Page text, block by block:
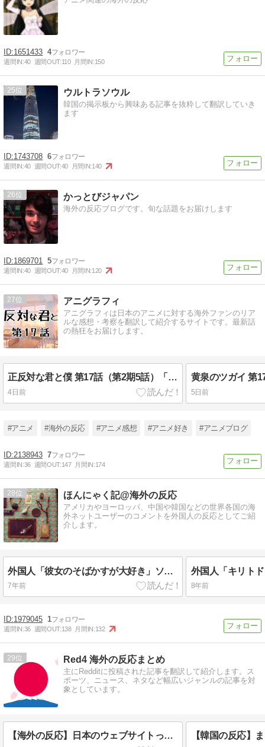
1651433 4
週間IN:40 週間OUT:110 月間IN:150
25 ウルトラソウル
韓国の掲示板から興味ある記事を抜粋して翻訳していき
ます
1743708 6
週間IN:40 週間OUT:40 月間IN:140
26 かっとびジャパン
海外の反応ブログです。旬な話題をお届けします
1869701 5
週間IN:40 週間OUT:40 月間IN:120
27 アニグラフィ
アニグラフィは日本のアニメに対する海外ファンのリア
ルな感想・考察を翻訳して紹介するサイトです。最新話
の熱狂をお届けします。
正反対な君と僕 第17話（第2期5話）「バレンタイン」海外の反応
4日前 5日前
#アニメ #海外の反応 #アニメ感想 #アニメ好き #アニメブログ
2138943 7
週間IN:36 週間OUT:147 月間IN:174
28 ほんにゃく記@海外の反応
アメリカやヨーロッパ、中国や韓国などの世界各国の海
外ネットユーザーのコメントを外国人の反応としてご紹
介します。
外国人「彼女のそばかすが大好き」ソードアート・オンライン アリシゼーション 第6話「アリシゼーション計画」(ほんにゃく記@海外の反応)
7年前 8年前
1979045 1
週間IN:36 週間OUT:138 月間IN:132
29 Red4 海外の反応まとめ
主にRedditに投稿された記事を翻訳して紹介します。ス
ポーツ、ニュース、ネタなど幅広いジャンルの記事を対
象としています。
【海外の反応】日本のウェブサイトって質の低いものが多い気がする → 「日本のIT業界は色々と問題があるからな」「ゲームのUIは優れてるのに不思議」